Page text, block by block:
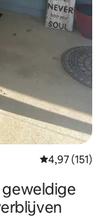
Gemiddelde
4,97 (151)